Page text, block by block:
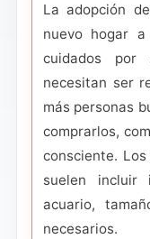
La adopción
nuevo hogar
cuidados por
necesitan ser
más personas
comprarlos,
consciente.
suelen incluir
acuario,
necesarios.